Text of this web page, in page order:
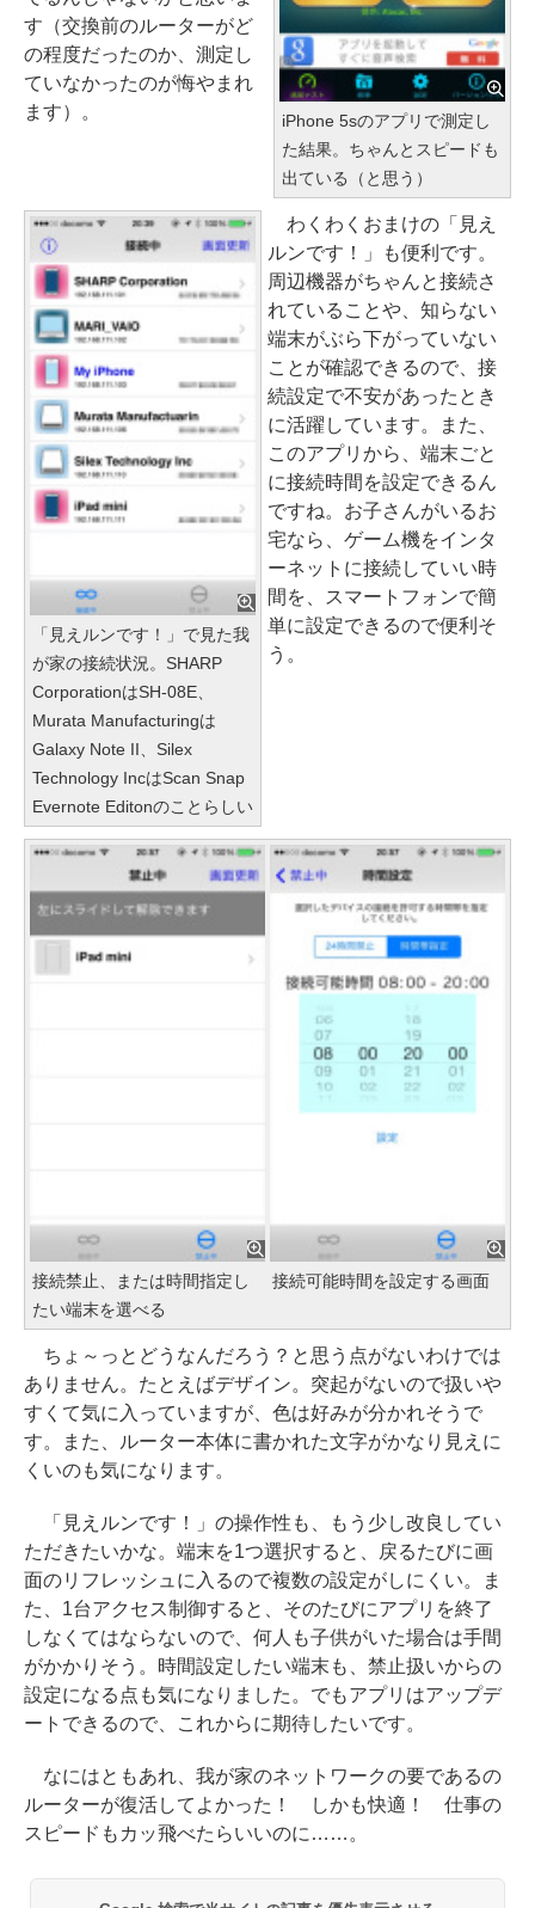
iPhone 5sのアプリで測定し
た結果。ちゃんとスピードも
出ている（と思う）
す（交換前のルーターがど
の程度だったのか、測定し
ていなかったのが悔やまれ
ます）。
「見えルンです！」で見た我
が家の接続状況。SHARP
CorporationはSH-08E、
Murata Manufacturingは
Galaxy Note II、Silex
Technology IncはScan Snap
Evernote Editonのことらしい
わくわくおまけの「見え
ルンです！」も便利です。
周辺機器がちゃんと接続さ
れていることや、知らない
端末がぶら下がっていない
ことが確認できるので、接
続設定で不安があったとき
に活躍しています。また、
このアプリから、端末ごと
に接続時間を設定できるん
ですね。お子さんがいるお
宅なら、ゲーム機をインタ
ーネットに接続していい時
間を、スマートフォンで簡
単に設定できるので便利そ
う。
接続禁止、または時間指定し
たい端末を選べる
接続可能時間を設定する画面
ちょ～っとどうなんだろう？と思う点がないわけでは
ありません。たとえばデザイン。突起がないので扱いや
すくて気に入っていますが、色は好みが分かれそうで
す。また、ルーター本体に書かれた文字がかなり見えに
くいのも気になります。
「見えルンです！」の操作性も、もう少し改良してい
ただきたいかな。端末を1つ選択すると、戻るたびに画
面のリフレッシュに入るので複数の設定がしにくい。ま
た、1台アクセス制御すると、そのたびにアプリを終了
しなくてはならないので、何人も子供がいた場合は手間
がかかりそう。時間設定したい端末も、禁止扱いからの
設定になる点も気になりました。でもアプリはアップデ
ートできるので、これからに期待したいです。
なにはともあれ、我が家のネットワークの要であるの
ルーターが復活してよかった！ しかも快適！ 仕事の
スピードもカッ飛べたらいいのに……。